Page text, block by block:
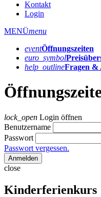
Kontakt
Login
MENÜmenu
eventÖffnungs­zeiten
euro_symbol
help_outlineFragen &
lock_open Login öffnen
Benutzername
Passwort
Passwort vergessen.
Anmelden
close
Kinderferienkurs